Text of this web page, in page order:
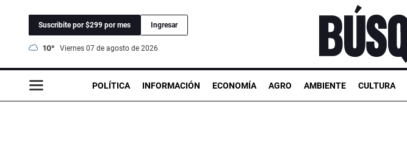
Suscribite por $299 por mes Ingresar
10° viernes 07 de agosto de 2026
POLÍTICA INFORMACIÓN ECONOMÍA AGRO AMBIENTE CULTURA